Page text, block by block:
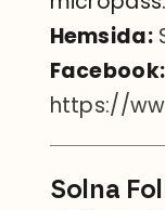
Hemsida:
Facebook:
https://
Solna